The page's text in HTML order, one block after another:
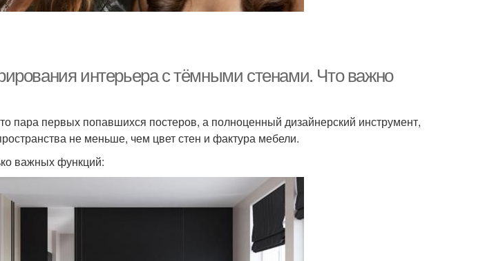
интерьера с тёмными стенами. Что важно
пара первых попавшихся постеров, а полноценный дизайнерский инструмент,
не меньше, чем цвет стен и фактура мебели.
важных функций: